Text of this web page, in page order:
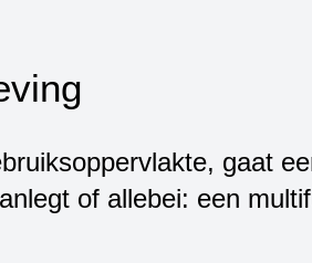
gaat
of allebei: een